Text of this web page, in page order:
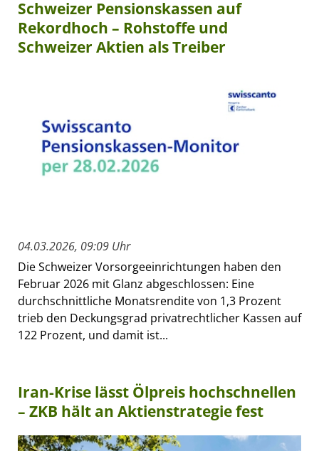
Schweizer Pensionskassen auf
Rekordhoch – Rohstoffe und
Schweizer Aktien als Treiber
04.03.2026, 09:09 Uhr
Die Schweizer Vorsorgeeinrichtungen haben den
Februar 2026 mit Glanz abgeschlossen: Eine
durchschnittliche Monatsrendite von 1,3 Prozent
trieb den Deckungsgrad privatrechtlicher Kassen auf
122 Prozent, und damit ist...
Iran-Krise lässt Ölpreis hochschnellen
– ZKB hält an Aktienstrategie fest